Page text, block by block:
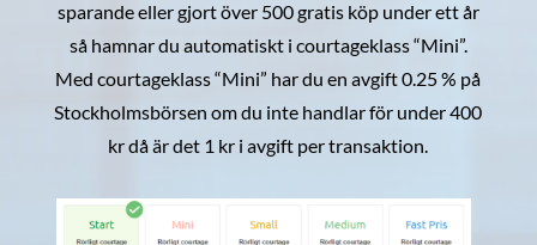
sparande eller gjort över 500 gratis köp under ett år
så hamnar du automatiskt i courtageklass “Mini”.
Med courtageklass “Mini” har du en avgift 0.25 % på
Stockholmsbörsen om du inte handlar för under 400
kr då är det 1 kr i avgift per transaktion.